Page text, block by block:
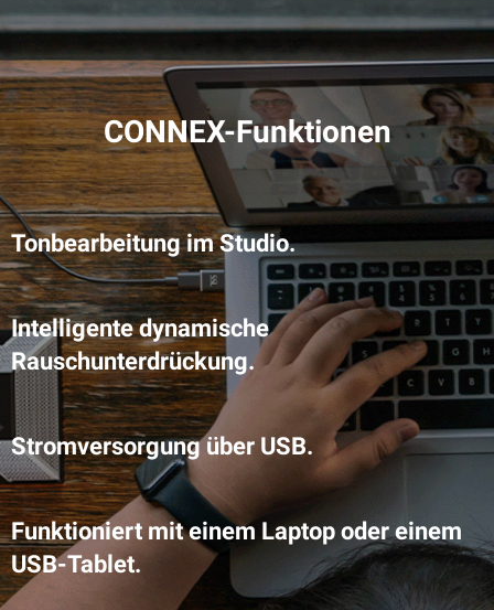
CONNEX-Funktionen
Tonbearbeitung im Studio.
Intelligente dynamische
Rauschunterdrückung.
Stromversorgung über USB.
Funktioniert mit einem Laptop oder einem
USB-Tablet.